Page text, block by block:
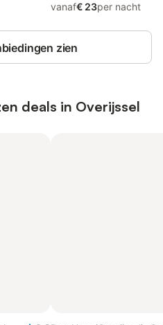
vanaf€ 23per nacht
zien
deals in Overijssel